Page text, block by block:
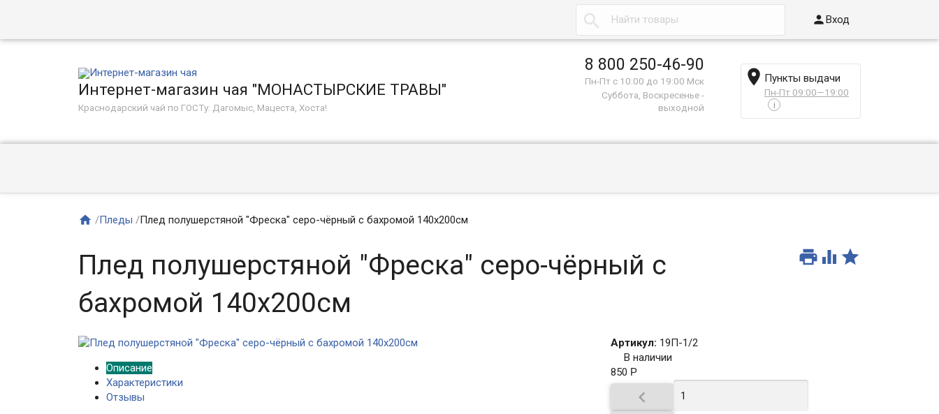
 Вход
Интернет-магазин чая "МОНАСТЫРСКИЕ ТРАВЫ"
Краснодарский чай по ГОСТу: Дагомыс, Мацеста, Хоста!
8 800 250-46-90
Пн-Пт с 10:00 до 19:00 Мск
Суббота, Воскресенье -
выходной
 Пункты выдачи
Пн-Пт 09:00—19:00
i
 /Пледы /Плед полушерстяной "Фреска" серо-чёрный с бахромой 140х200см
  
Плед полушерстяной "Фреска" серо-чёрный с
бахромой 140х200см
Артикул: 19П-1/2
В наличии
850 Р

Описание
Характеристики
Отзывы